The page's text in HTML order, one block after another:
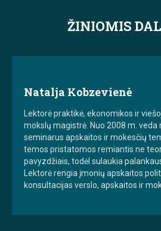
ŽINIOMIS
Natalja Kobzevienė
Lektorė praktikė, ekonomikos ir
mokslų magistrė. Nuo 2008 m. veda
seminarus apskaitos ir mokesčių
temos pristatomos remiantis ne
pavyzdžiais, todėl sulaukia
Lektorė rengia įmonių apskaitos
konsultacijas verslo, apskaitos ir